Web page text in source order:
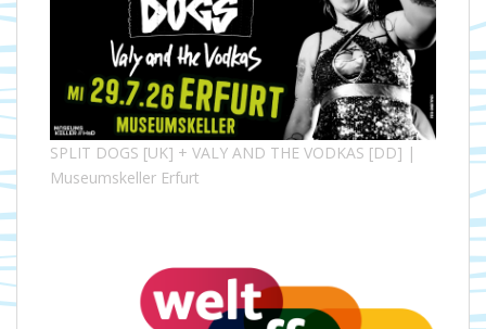
SPLIT DOGS [UK] + VALY AND THE VODKAS [DD] |
Museumskeller Erfurt